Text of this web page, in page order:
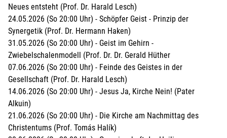
Neues entsteht (Prof. Dr. Harald Lesch)
24.05.2026 (So 20:00 Uhr) - Schöpfer Geist - Prinzip der
Synergetik (Prof. Dr. Hermann Haken)
31.05.2026 (So 20:00 Uhr) - Geist im Gehirn -
Zwiebelschalenmodell (Prof. Dr. Dr. Gerald Hüther
07.06.2026 (So 20:00 Uhr) - Feinde des Geistes in der
Gesellschaft (Prof. Dr. Harald Lesch)
14.06.2026 (So 20:00 Uhr) - Jesus Ja, Kirche Nein! (Pater
Alkuin)
21.06.2026 (So 20:00 Uhr) - Die Kirche am Nachmittag des
Christentums (Prof. Tomás Halík)